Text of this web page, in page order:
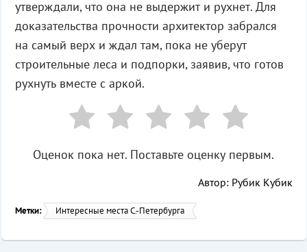
утверждали, что она не выдержит и рухнет. Для
доказательства прочности архитектор забрался
на самый верх и ждал там, пока не уберут
строительные леса и подпорки, заявив, что готов
рухнуть вместе с аркой.
Оценок пока нет. Поставьте оценку первым.
Автор: Рубик Кубик
Метки: Интересные места С.-Петербурга